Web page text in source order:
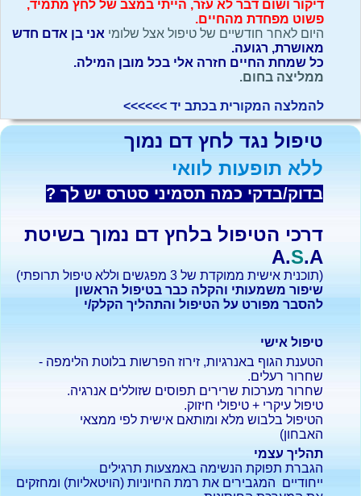
דיקור ושום דבר לא עזר, הייתי במצב של לחץ מתמיד,
פשוט מפחדת מהחיים.
היום לאחר חודשיים של טיפול אצל שלומי אני בן אדם חדש
מאושרת, רגועה.
כל שמחת החיים חזרה אלי בכל מובן המילה.
ממליצה בחום.
להמלצה המקורית בכתב יד >>>>>>
טיפול נגד לחץ דם נמוך
ללא תופעות לוואי
בדוק/בדקי כמה תסמיני סטרס יש לך ?
​דרכי הטיפול בלחץ דם נמוך בשיטת
A.S.A
(תוכנית אישית ממוקדת של 3 מפגשים וללא טיפול תרופתי)
שיפור משמעותי והקלה כבר בטיפול הראשון
להסבר מפורט על הטיפול והתהליך הקלק/י
טיפול אישי
הטענת הגוף באנרגיות, זירוז הפרשות בלוטת הלימפה -
שחרור רעלים.
שחרור מערכות שרירים תפוסים שזוללים אנרגיה.
טיפול עיקרי + טיפולי חיזוק.
הטיפול בלבוש מלא ומותאם אישית לפי ממצאי
האבחון)
תהליך עצמי
הגברת תפוקת הנשימה באמצעות תרגילים
ייחודיים המגבירים את רמת החיוניות (הויטאליות) ומחזקים